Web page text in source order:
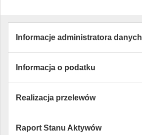
Informacje administratora danych
Informacja o podatku
Realizacja przelewów
Raport Stanu Aktywów